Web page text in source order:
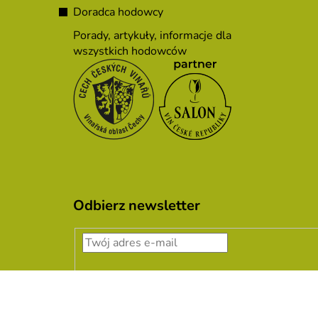
Doradca hodowcy
Porady, artykuły, informacje dla
wszystkich hodowców
Odbierz newsletter
Podając adres e-mail, zgadzasz się z